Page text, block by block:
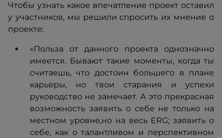
Чтобы узнать какое впечатление проект оставил
у участников, мы решили спросить их мнение о
проекте:
«Польза от данного проекта однозначно
имеется. Бывают такие моменты, когда ты
считаешь, что достоин большего в плане
карьеры, но твои старания и успехи
руководство не замечает. А это прекрасная
возможность заявить о себе не только на
местном уровне,но на весь ERG; заявить о
себе, как о талантливом и перспективном